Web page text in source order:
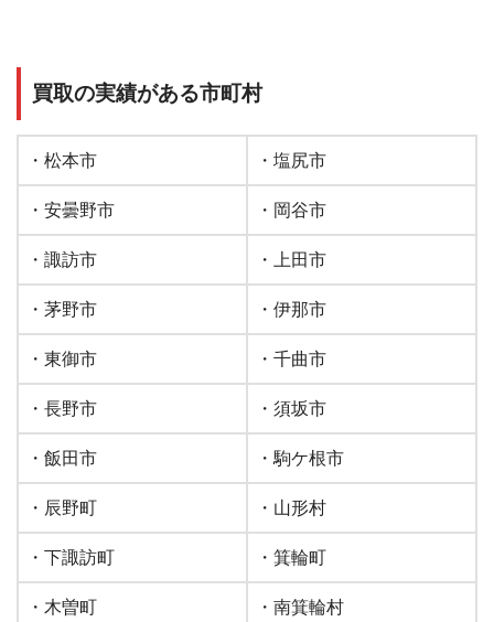
買取の実績がある市町村
・松本市 ・塩尻市
・安曇野市 ・岡谷市
・諏訪市 ・上田市
・茅野市 ・伊那市
・東御市 ・千曲市
・長野市 ・須坂市
・飯田市 ・駒ケ根市
・辰野町 ・山形村
・下諏訪町 ・箕輪町
・木曽町 ・南箕輪村